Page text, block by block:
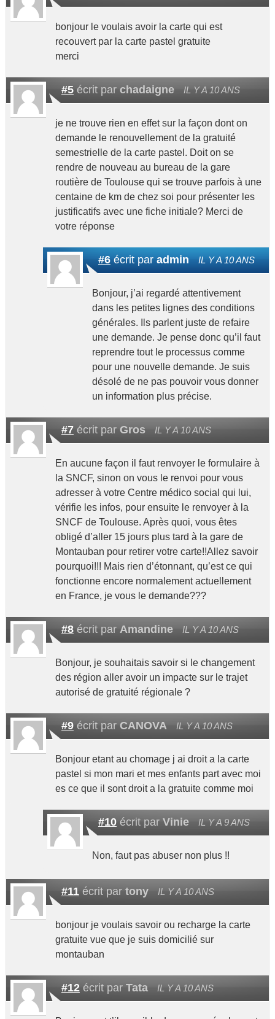
bonjour le voulais avoir la carte qui est
recouvert par la carte pastel gratuite
merci
#5écrit par chadaigne IL Y A 10 ANS
je ne trouve rien en effet sur la façon dont on
demande le renouvellement de la gratuité
semestrielle de la carte pastel. Doit on se
rendre de nouveau au bureau de la gare
routière de Toulouse qui se trouve parfois à une
centaine de km de chez soi pour présenter les
justificatifs avec une fiche initiale? Merci de
votre réponse
#6écrit paradmin IL Y A 10 ANS
Bonjour, j’ai regardé attentivement
dans les petites lignes des conditions
générales. Ils parlent juste de refaire
une demande. Je pense donc qu’il faut
reprendre tout le processus comme
pour une nouvelle demande. Je suis
désolé de ne pas pouvoir vous donner
un information plus précise.
#7écrit par Gros IL Y A 10 ANS
En aucune façon il faut renvoyer le formulaire à
la SNCF, sinon on vous le renvoi pour vous
adresser à votre Centre médico social qui lui,
vérifie les infos, pour ensuite le renvoyer à la
SNCF de Toulouse. Après quoi, vous êtes
obligé d’aller 15 jours plus tard à la gare de
Montauban pour retirer votre carte!!Allez savoir
pourquoi!!! Mais rien d’étonnant, qu’est ce qui
fonctionne encore normalement actuellement
en France, je vous le demande???
#8écrit par Amandine IL Y A 10 ANS
Bonjour, je souhaitais savoir si le changement
des région aller avoir un impacte sur le trajet
autorisé de gratuité régionale ?
#9écrit par CANOVA IL Y A 10 ANS
Bonjour etant au chomage j ai droit a la carte
pastel si mon mari et mes enfants part avec moi
es ce que il sont droit a la gratuite comme moi
#10écrit par Vinie IL Y A 9 ANS
Non, faut pas abuser non plus !!
#11écrit par tony IL Y A 10 ANS
bonjour je voulais savoir ou recharge la carte
gratuite vue que je suis domicilié sur
montauban
#12écrit par Tata IL Y A 10 ANS